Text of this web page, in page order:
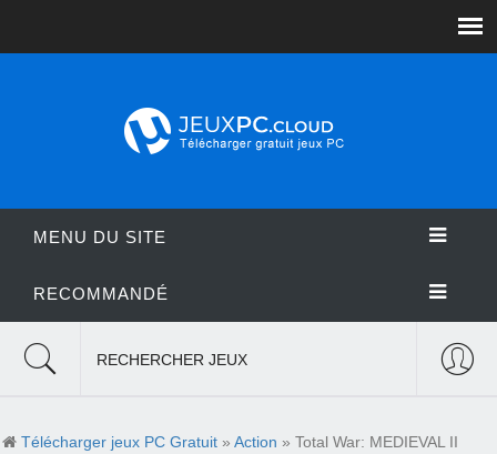
MENU DU SITE
RECOMMANDÉ
RECHERCHER JEUX
Télécharger jeux PC Gratuit » Action » Total War: MEDIEVAL II